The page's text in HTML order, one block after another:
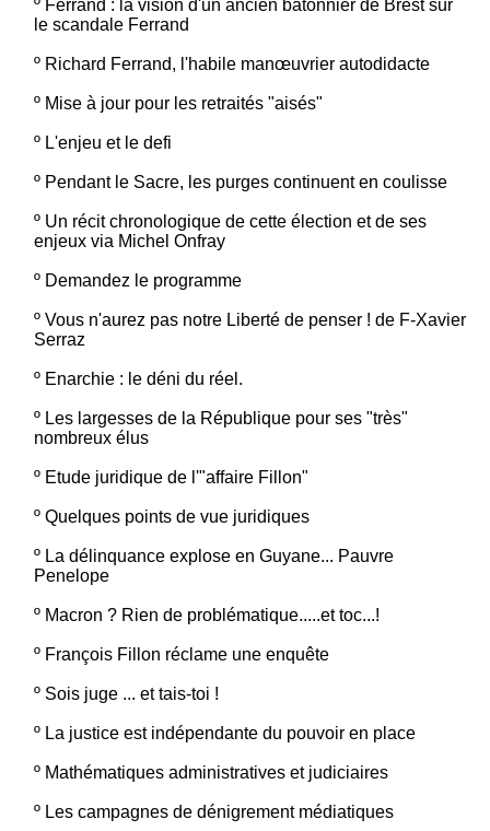
º Ferrand : la vision d'un ancien bâtonnier de Brest sur
le scandale Ferrand
º Richard Ferrand, l'habile manœuvrier autodidacte
º Mise à jour pour les retraités "aisés"
º L'enjeu et le defi
º Pendant le Sacre, les purges continuent en coulisse
º Un récit chronologique de cette élection et de ses
enjeux via Michel Onfray
º Demandez le programme
º Vous n'aurez pas notre Liberté de penser ! de F-Xavier
Serraz
º Enarchie : le déni du réel.
º Les largesses de la République pour ses "très"
nombreux élus
º Etude juridique de l'"affaire Fillon"
º Quelques points de vue juridiques
º La délinquance explose en Guyane... Pauvre
Penelope
º Macron ? Rien de problématique.....et toc...!
º François Fillon réclame une enquête
º Sois juge ... et tais-toi !
º La justice est indépendante du pouvoir en place
º Mathématiques administratives et judiciaires
º Les campagnes de dénigrement médiatiques